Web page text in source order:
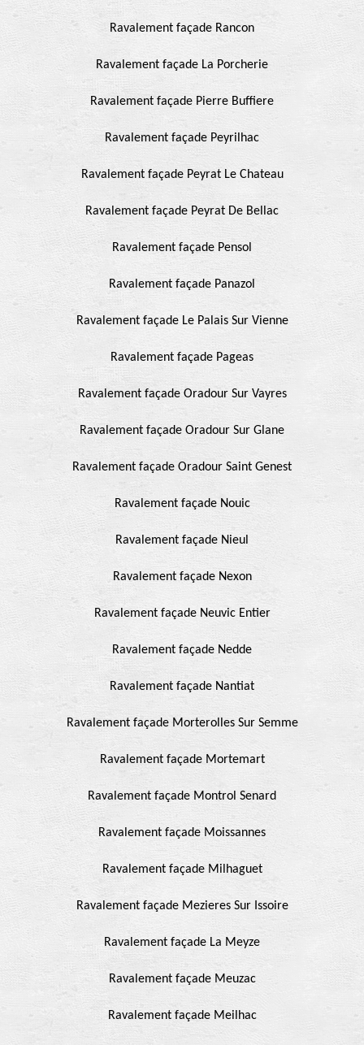
Ravalement façade Rancon
Ravalement façade La Porcherie
Ravalement façade Pierre Buffiere
Ravalement façade Peyrilhac
Ravalement façade Peyrat Le Chateau
Ravalement façade Peyrat De Bellac
Ravalement façade Pensol
Ravalement façade Panazol
Ravalement façade Le Palais Sur Vienne
Ravalement façade Pageas
Ravalement façade Oradour Sur Vayres
Ravalement façade Oradour Sur Glane
Ravalement façade Oradour Saint Genest
Ravalement façade Nouic
Ravalement façade Nieul
Ravalement façade Nexon
Ravalement façade Neuvic Entier
Ravalement façade Nedde
Ravalement façade Nantiat
Ravalement façade Morterolles Sur Semme
Ravalement façade Mortemart
Ravalement façade Montrol Senard
Ravalement façade Moissannes
Ravalement façade Milhaguet
Ravalement façade Mezieres Sur Issoire
Ravalement façade La Meyze
Ravalement façade Meuzac
Ravalement façade Meilhac